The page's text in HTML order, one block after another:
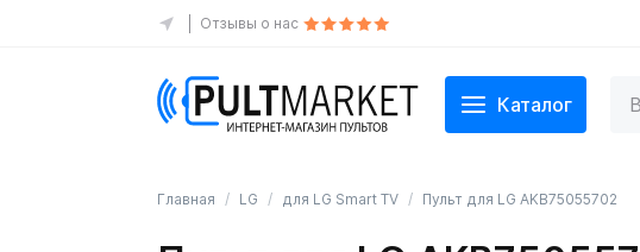
Отзывы о нас
Каталог
Главная LG для LG Smart TV Пульт для LG AKB75055702